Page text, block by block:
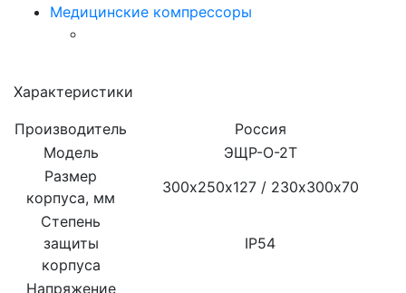
Медицинские компрессоры
Характеристики
Производитель
Россия
Модель
ЭЩР-О-2Т
Размер
корпуса, мм
300х250х127 / 230х300х70
Степень
защиты
корпуса
IP54
Напряжение